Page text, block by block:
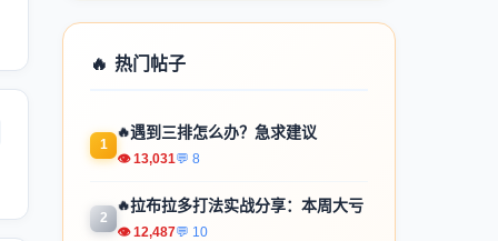
🔥 热门帖子
1
🔥遇到三排怎么办？急求建议
👁 13,031💬 8
2
🔥拉布拉多打法实战分享：本周大亏
👁 12,487💬 10